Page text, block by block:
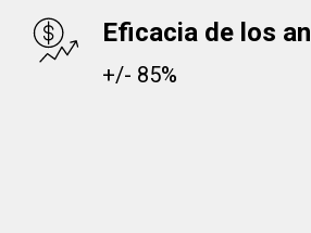
Eficacia de los
+/- 85%